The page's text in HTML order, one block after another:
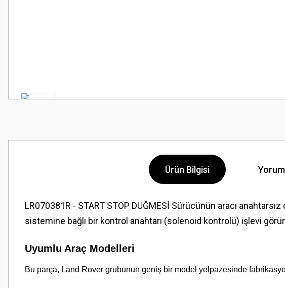
Ürün Bilgisi
LR070381R - START STOP DÜĞMESİ Sürücünün aracı
sistemine bağlı bir kontrol anahtarı (solenoid kontrolü) işlevi görür
Uyumlu Araç Modelleri
Bu parça, Land Rover grubunun geniş bir model yelpazesinde